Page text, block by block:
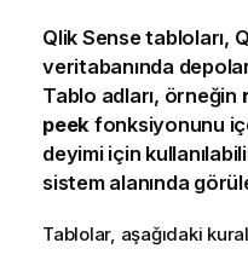
Qlik Sensetabloları,
veritabanında
Tablo adları, örneğin
peek fonksiyonunu
deyimi için
sistem alanında
Tablolar, aşağıdaki